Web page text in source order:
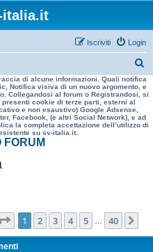
italia.it
Login
Iscriviti
e
r
a
di alcune informazioni. Quali notifica
Notifica visiva di un nuovo argomento, e
Collegandosi al forum o Registrandosi, si
cookie di terze parti, esterni al
e non esaustivo) Google Adsense,
Facebook, (e altri Social Network), e ad
la completa accettazione dell’utilizzo di
su sv-italia.it.
FORUM
Pagina di 40
1 2 3 4 5 40